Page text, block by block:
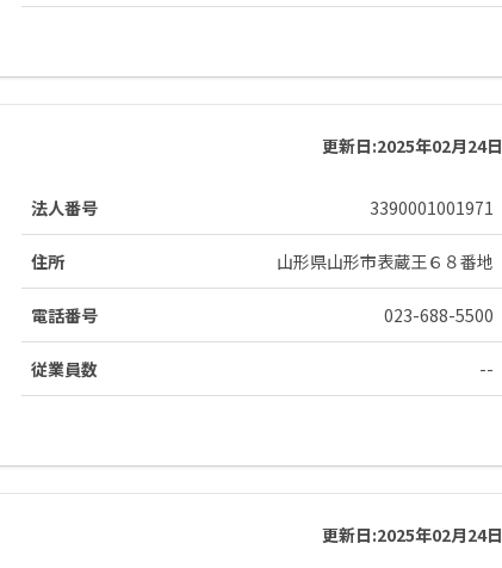
更新日:2025年02月24日
法人番号 3390001001971
住所 山形県山形市表蔵王６８番地
電話番号 023-688-5500
従業員数 --
更新日:2025年02月24日